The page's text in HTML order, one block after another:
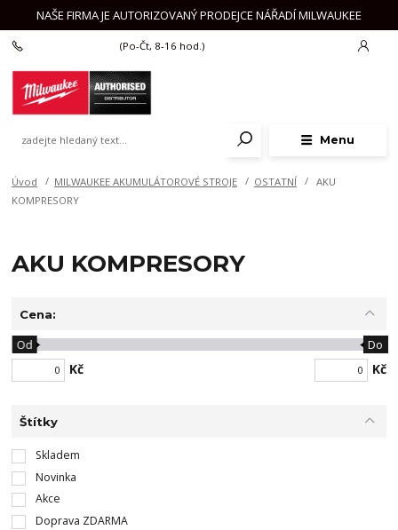
NAŠE FIRMA JE AUTORIZOVANÝ PRODEJCE NÁŘADÍ MILWAUKEE
Menu
(Po-Čt, 8-16 hod.)
Úvod MILWAUKEE AKUMULÁTOROVÉ STROJE OSTATNÍ
AKU
KOMPRESORY
AKU KOMPRESORY
Cena:
Kč
Od Do
Kč
Štítky
Skladem
Novinka
Akce
Doprava ZDARMA